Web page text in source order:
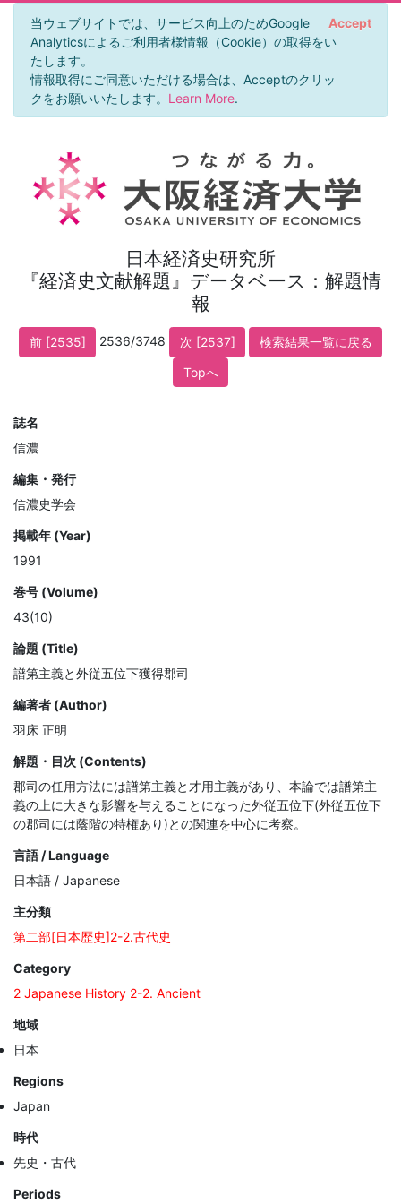
当ウェブサイトでは、サービス向上のためGoogle
Analyticsによるご利用者様情報（Cookie）の取得をい
たします。
情報取得にご同意いただける場合は、Acceptのクリッ
クをお願いいたします。 Learn More.
Accept
日本経済史研究所
『経済史文献解題』データベース：解題情
報
前 [2535] 2536/3748 次 [2537]
検索結果一覧に戻る
Topへ
誌名
信濃
編集・発行
信濃史学会
掲載年 (Year)
1991
巻号 (Volume)
43(10)
論題 (Title)
譜第主義と外従五位下獲得郡司
編著者 (Author)
羽床 正明
解題・目次 (Contents)
郡司の任用方法には譜第主義と才用主義があり、本論では譜第主
義の上に大きな影響を与えることになった外従五位下(外従五位下
の郡司には蔭階の特権あり)との関連を中心に考察。
言語 / Language
日本語 / Japanese
主分類
第二部[日本歴史]2-2.古代史
Category
2 Japanese History 2-2. Ancient
地域
日本
Regions
Japan
時代
先史・古代
Periods